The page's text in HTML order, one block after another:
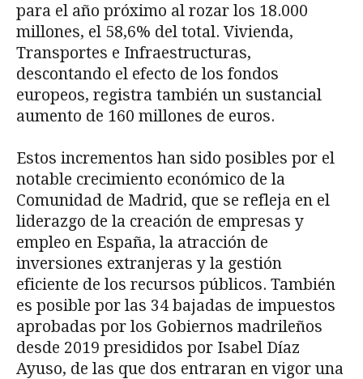
para el año próximo al rozar los 18.000
millones, el 58,6% del total. Vivienda,
Transportes e Infraestructuras,
descontando el efecto de los fondos
europeos, registra también un sustancial
aumento de 160 millones de euros.
Estos incrementos han sido posibles por el
notable crecimiento económico de la
Comunidad de Madrid, que se refleja en el
liderazgo de la creación de empresas y
empleo en España, la atracción de
inversiones extranjeras y la gestión
eficiente de los recursos públicos. También
es posible por las 34 bajadas de impuestos
aprobadas por los Gobiernos madrileños
desde 2019 presididos por Isabel Díaz
Ayuso, de las que dos entraran en vigor una